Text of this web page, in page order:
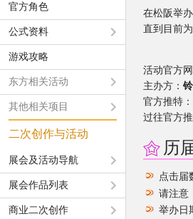
在松阪举办
直到目前
活动官方
主办方：
官方推特：
过往官方
历
点击届
请注意
举办日
官方角色
公式资料
游戏攻略
东方相关活动
其他相关项目
二次创作与活动
展会及活动导航
展会作品列表
商业二次创作